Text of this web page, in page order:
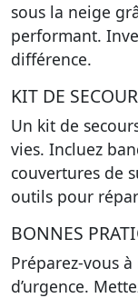
sous la neige
performant.
différence.
KIT DE
Un kit de
vies. Incluez
couvertures de
outils pour
BONNES
Préparez-vous
d’urgence.